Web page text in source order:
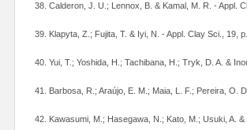
38. Calderon, J. U.; Lennox, B. & Kamal, M. R. - Appl.
39. Klapyta, Z.; Fujita, T. & Iyi, N. - Appl. Clay Sci., 19,
40. Yui, T.; Yoshida, H.; Tachibana, H.; Tryk, D. A. &
41. Barbosa, R.; Araújo, E. M.; Maia, L. F.; Pereira, O.
42. Kawasumi, M.; Hasegawa, N.; Kato, M.; Usuki, A.